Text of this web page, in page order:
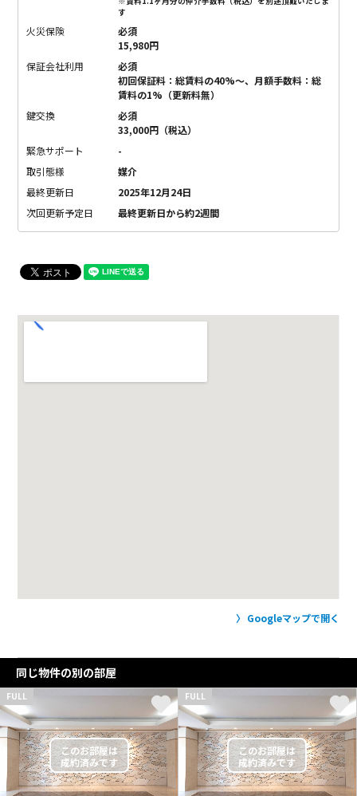
す
火災保険
必須
15,980円
保証会社利用
必須
初回保証料：総賃料の40%〜、月額手数料：総
賃料の1%（更新料無）
鍵交換
必須
33,000円（税込）
緊急サポート
-
取引態様
媒介
最終更新日
2025年12月24日
次回更新予定日
最終更新日から約2週間
Googleマップで開く
同じ物件の別の部屋
FULL FULL